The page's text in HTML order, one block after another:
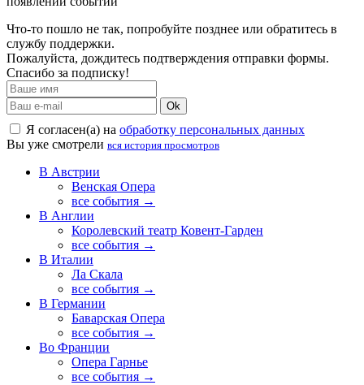
Что-то пошло не так, попробуйте позднее или обратитесь в
службу поддержки.
Пожалуйста, дождитесь подтверждения отправки формы.
Спасибо за подписку!
Ok
Я согласен(а) на обработку персональных данных
Вы уже смотрели вся история просмотров
В Австрии
Венская Опера
все события →
В Англии
Королевский театр Ковент-Гарден
все события →
В Италии
Ла Скала
все события →
В Германии
Баварская Опера
все события →
Во Франции
Опера Гарнье
все события →